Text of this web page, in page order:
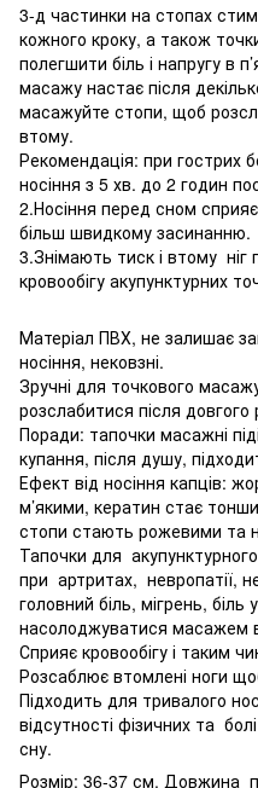
3-д частинки на стопах
кожного кроку, а також
полегшити біль і напругу в
масажу настає після
масажуйте стопи, щоб
втому.
Рекомендація: при гострих
носіння з 5 хв. до 2 годин
2.Носіння перед сном
більш швидкому засинанню.
3.Знімають тиск і втому ніг
кровообігу акупунктурних
Матеріал ПВХ, не залишає
носіння, нековзні.
Зручні для точкового
розслабитися після
Поради: тапочки масажні
купання, після душу,
Ефект від носіння капців:
м’якими, кератин стає
стопи стають рожевими та
Тапочки для
при артритах, невропатії,
головний біль, мігрень,
насолоджуватися масажем
Сприяє кровообігу і таким
Розсаблює втомлені ноги
Підходить для тривалого
відсутності фізичних та
сну.
Розмір: 36-37 см. Довжина